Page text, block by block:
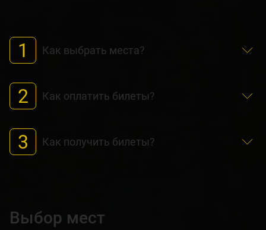
1 Как выбрать места?
2 Как оплатить билеты?
3 Как получить билеты?
Выбор мест